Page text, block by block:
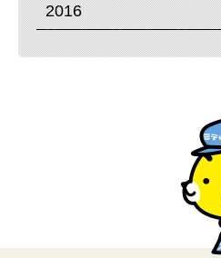
2016